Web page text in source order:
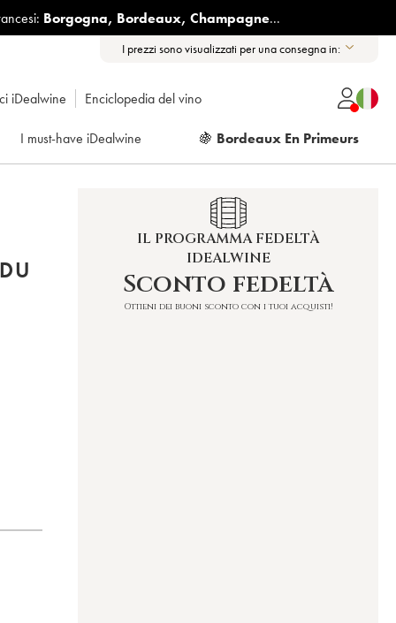
Borgogna, Bordeaux, Champagne...
I prezzi sono visualizzati per una consegna in:
iDealwine Enciclopedia del vino
I must-have iDealwine 🍇 Bordeaux En Primeurs
IL PROGRAMMA FEDELTÀ
IDEALWINE
Sconto fedeltà
Ottieni dei buoni sconto con i tuoi acquisti!